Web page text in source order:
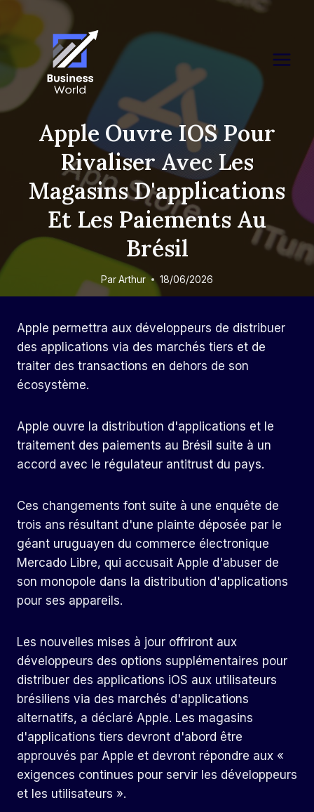
content
Apple Ouvre IOS Pour
Rivaliser Avec Les
Magasins D'applications
Et Les Paiements Au
Brésil
ParArthur 18/06/2026
Apple permettra aux développeurs de distribuer
des applications via des marchés tiers et de
traiter des transactions en dehors de son
écosystème.
Apple ouvre la distribution d'applications et le
traitement des paiements au Brésil suite à un
accord avec le régulateur antitrust du pays.
Ces changements font suite à une enquête de
trois ans résultant d'une plainte déposée par le
géant uruguayen du commerce électronique
Mercado Libre, qui accusait Apple d'abuser de
son monopole dans la distribution d'applications
pour ses appareils.
Les nouvelles mises à jour offriront aux
développeurs des options supplémentaires pour
distribuer des applications iOS aux utilisateurs
brésiliens via des marchés d'applications
alternatifs, a déclaré Apple. Les magasins
d'applications tiers devront d'abord être
approuvés par Apple et devront répondre aux «
exigences continues pour servir les développeurs
et les utilisateurs ».